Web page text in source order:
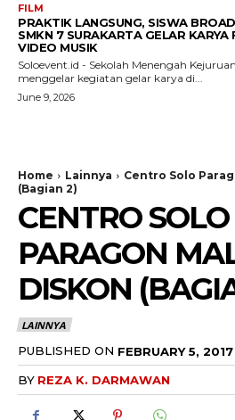
FILM
PRAKTIK LANGSUNG, SISWA
SMKN 7 SURAKARTA GELAR KARYA
VIDEO MUSIK
Soloevent.id - Sekolah Menengah
menggelar kegiatan gelar karya di...
June 9, 2026